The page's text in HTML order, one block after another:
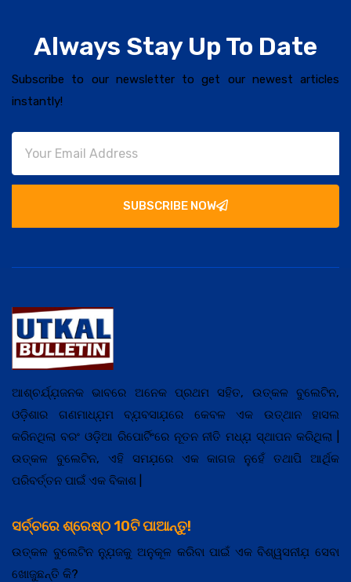
Always Stay Up To Date
Subscribe to our newsletter to get our newest articles
instantly!
SUBSCRIBE NOW
ଆଶ୍ଚର୍ଯ୍ଯ଼ଜନକ ଭାବରେ ଅନେକ ପ୍ରଥମ ସହିତ, ଉତ୍କଳ ବୁଲେଟିନ,
ଓଡ଼ିଶାର ଗଣମାଧ୍ଯ଼ମ ବ୍ଯ଼ବସାଯ଼ରେ କେବଳ ଏକ ଉତ୍ଥାନ ହାସଲ
କରିନଥିଲା ବରଂ ଓଡ଼ିଆ ରିପୋର୍ଟିଂରେ ନୂତନ ନୀତି ମଧ୍ଯ଼ ସ୍ଥାପନ କରିଥିଲା |
ଉତ୍କଳ ବୁଲେଟିନ, ଏହି ସମଯ଼ରେ ଏକ କାଗଜ ନୁହେଁ ତଥାପି ଆର୍ଥିକ
ପରିବର୍ତ୍ତନ ପାଇଁ ଏକ ବିକାଶ |
ସର୍ଚ୍ଚରେ ଶ୍ରେଷ୍ଠ 10ଟି ପାଆନ୍ତୁ!
ଉତ୍କଳ ବୁଲେଟିନ ନ୍ଯ଼ୁଜକୁ ଅନୁକୂଳ କରିବା ପାଇଁ ଏକ ବିଶ୍ୱସନୀଯ଼ ସେବା
ଖୋଜୁଛନ୍ତି କି?